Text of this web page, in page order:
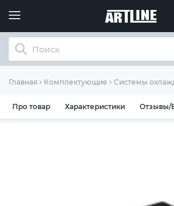
Главная Комплектующие Системы
Про товар Характеристики Отзывы/